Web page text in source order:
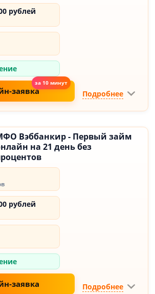
рублей
заявка Подробнее
Вэббанкир - Первый займ
на 21 день без
рублей
заявка Подробнее